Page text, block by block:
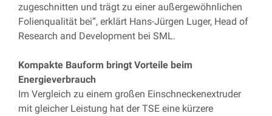
zugeschnitten und trägt zu einer außergewöhnlichen
Folienqualität bei“, erklärt Hans-Jürgen Luger, Head of
Research and Development bei SML.
Kompakte Bauform bringt Vorteile beim
Energieverbrauch
Im Vergleich zu einem großen Einschneckenextruder
mit gleicher Leistung hat der TSE eine kürzere